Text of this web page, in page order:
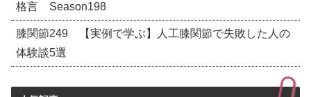
格言 Season198
膝関節249 【実例で学ぶ】人工膝関節で失敗した人の
体験談5選